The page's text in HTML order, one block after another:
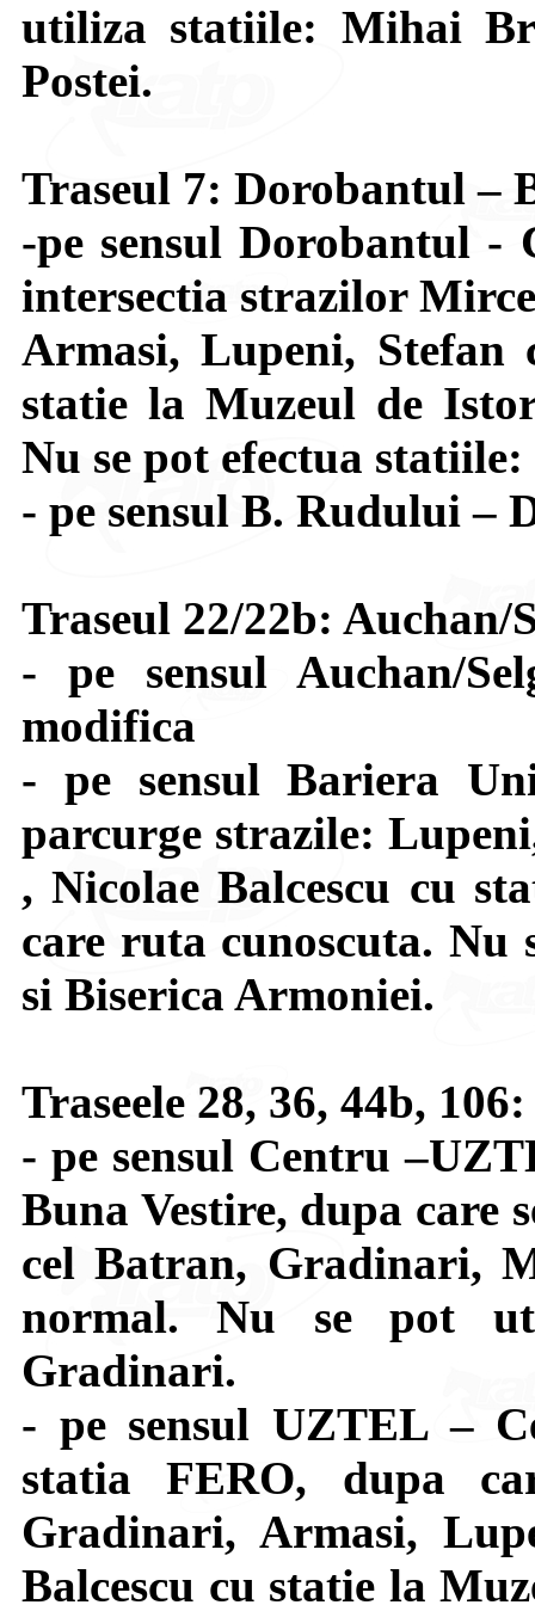
utiliza statiile: Mihai
Postei.
Traseul 7: Dorobantul –
-pe sensul Dorobantul -
intersectia strazilor
Armasi, Lupeni, Stefan
statie la Muzeul de
Nu se pot efectua
- pe sensul B. Rudului –
Traseul 22/22b:
- pe sensul Auchan/
modifica
- pe sensul Bariera
parcurge strazile:
, Nicolae Balcescu cu
care ruta cunoscuta. Nu
si Biserica Armoniei.
Traseele 28, 36, 44b,
- pe sensul Centru
Buna Vestire, dupa care
cel Batran, Gradinari,
normal. Nu se pot
Gradinari.
- pe sensul UZTEL –
statia FERO, dupa
Gradinari, Armasi,
Balcescu cu statie la